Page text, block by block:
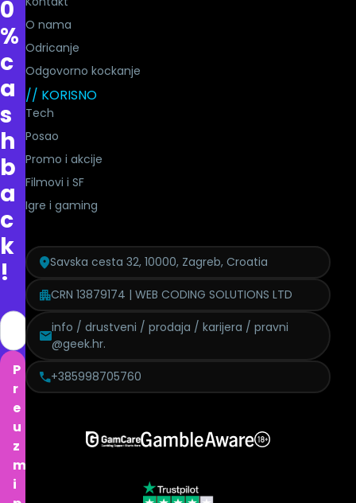
0
%
c
a
s
h
b
a
c
k
!
P
r
e
u
z
m
i
O nama
Odricanje
Odgovorno kockanje
// KORISNO
Tech
Posao
Promo i akcije
Filmovi i SF
Igre i gaming
Savska cesta 32, 10000, Zagreb, Croatia
CRN 13879174 | WEB CODING SOLUTIONS LTD
info / drustveni / prodaja / karijera / pravni
@geek.hr.
+385998705760